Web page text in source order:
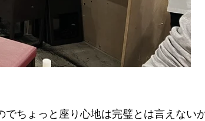
ちょっと座り心地は完璧とは言えない